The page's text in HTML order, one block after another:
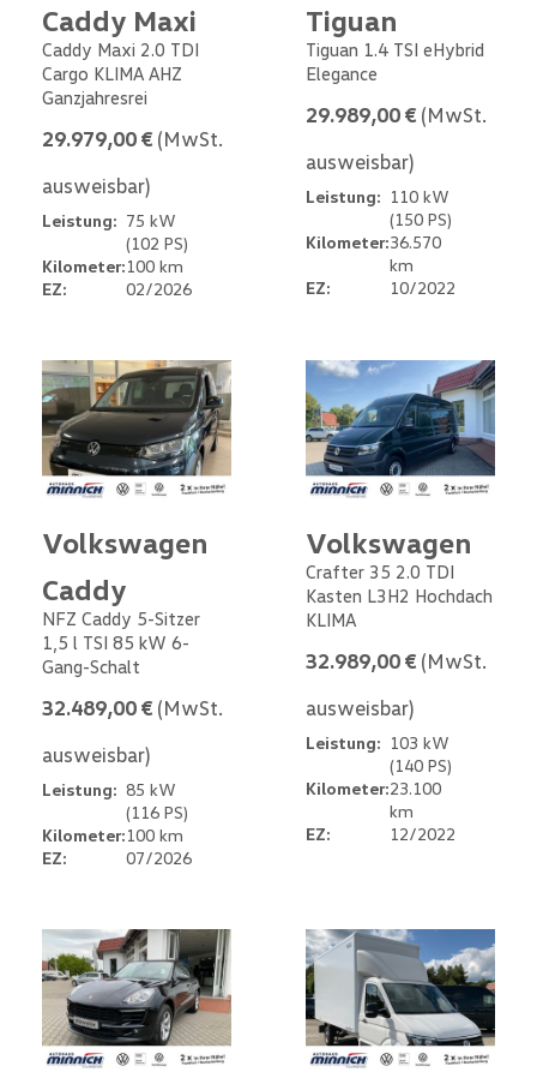
Caddy Maxi
Caddy Maxi 2.0 TDI
Cargo KLIMA AHZ
Ganzjahresrei
29.979,00 € (MwSt.
ausweisbar)
Leistung: 75 kW
(102 PS)
Kilometer:100 km
EZ:
02/2026
Tiguan
Tiguan 1.4 TSI eHybrid
Elegance
29.989,00 € (MwSt.
ausweisbar)
Leistung: 110 kW
(150 PS)
Kilometer:36.570
km
EZ:
10/2022
Volkswagen
Caddy
NFZ Caddy 5-Sitzer
1,5 l TSI 85 kW 6-
Gang-Schalt
32.489,00 € (MwSt.
ausweisbar)
Leistung: 85 kW
(116 PS)
Kilometer:100 km
EZ:
07/2026
Volkswagen
Crafter 35 2.0 TDI
Kasten L3H2 Hochdach
KLIMA
32.989,00 € (MwSt.
ausweisbar)
Leistung: 103 kW
(140 PS)
Kilometer:23.100
km
EZ:
12/2022